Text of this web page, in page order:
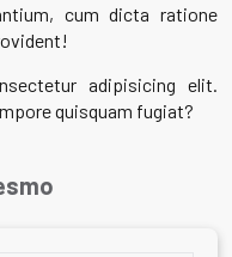
cum dicta ratione
adipisicing elit.
quisquam fugiat?